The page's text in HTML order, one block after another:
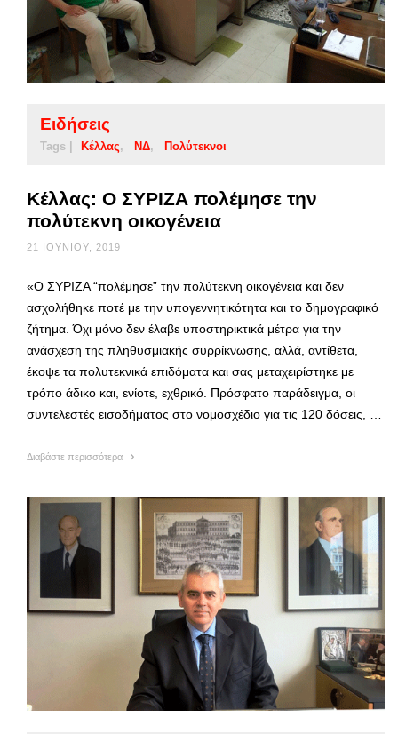
Ειδήσεις
Tags | Κέλλας ΝΔ Πολύτεκνοι
Κέλλας: Ο ΣΥΡΙΖΑ πολέμησε την
πολύτεκνη οικογένεια
21 ΙΟΥΝΊΟΥ, 2019
«Ο ΣΥΡΙΖΑ “πολέμησε” την πολύτεκνη οικογένεια και δεν
ασχολήθηκε ποτέ με την υπογεννητικότητα και το δημογραφικό
ζήτημα. Όχι μόνο δεν έλαβε υποστηρικτικά μέτρα για την
ανάσχεση της πληθυσμιακής συρρίκνωσης, αλλά, αντίθετα,
έκοψε τα πολυτεκνικά επιδόματα και σας μεταχειρίστηκε με
τρόπο άδικο και, ενίοτε, εχθρικό. Πρόσφατο παράδειγμα, οι
συντελεστές εισοδήματος στο νομοσχέδιο για τις 120 δόσεις, …
Διαβάστε περισσότερα